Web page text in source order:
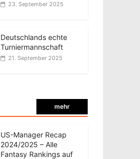
23. September 2025
Deutschlands echte
Turniermannschaft
21. September 2025
mehr
US-Manager Recap
2024/2025 – Alle
Fantasy Rankings auf